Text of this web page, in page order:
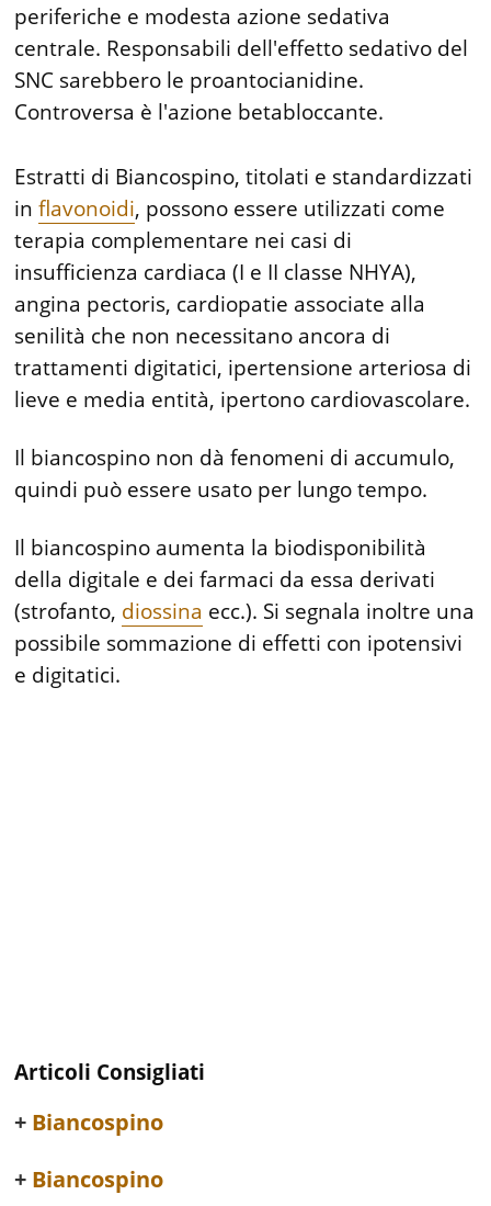
periferiche e modesta azione sedativa
centrale. Responsabili dell'effetto sedativo del
SNC sarebbero le proantocianidine.
Controversa è l'azione betabloccante.
Estratti di Biancospino, titolati e standardizzati
inflavonoidi, possono essere utilizzati come
terapia complementare nei casi di
insufficienza cardiaca (I e II classe NHYA),
angina pectoris, cardiopatie associate alla
senilità che non necessitano ancora di
trattamenti digitatici, ipertensione arteriosa di
lieve e media entità, ipertono cardiovascolare.
Il biancospino non dà fenomeni di accumulo,
quindi può essere usato per lungo tempo.
Il biancospino aumenta la biodisponibilità
della digitale e dei farmaci da essa derivati
(strofanto, diossina ecc.). Si segnala inoltre una
possibile sommazione di effetti con ipotensivi
e digitatici.
Articoli Consigliati
Biancospino
Biancospino